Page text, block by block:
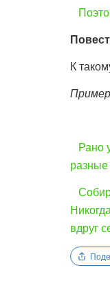
К
Рано
вдруг